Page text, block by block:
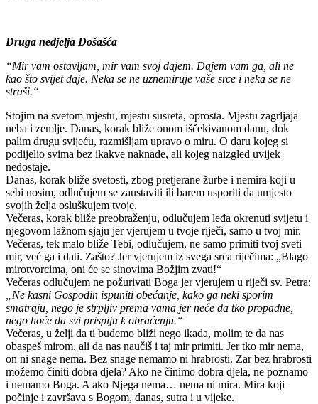
Druga nedjelja Došašća
“Mir vam ostavljam, mir vam svoj dajem. Dajem vam ga, ali ne
kao što svijet daje. Neka se ne uznemiruje vaše srce i neka se ne
straši.“
Stojim na svetom mjestu, mjestu susreta, oprosta. Mjestu zagrljaja
neba i zemlje. Danas, korak bliže onom iščekivanom danu, dok
palim drugu svijeću, razmišljam upravo o miru. O daru kojeg si
podijelio svima bez ikakve naknade, ali kojeg naizgled uvijek
nedostaje.
Danas, korak bliže svetosti, zbog pretjerane žurbe i nemira koji u
sebi nosim, odlučujem se zaustaviti ili barem usporiti da umjesto
svojih želja osluškujem tvoje.
Večeras, korak bliže preobraženju, odlučujem leđa okrenuti svijetu i
njegovom lažnom sjaju jer vjerujem u tvoje riječi, samo u tvoj mir.
Večeras, tek malo bliže Tebi, odlučujem, ne samo primiti tvoj sveti
mir, već ga i dati. Zašto? Jer vjerujem iz svega srca riječima: „Blago
mirotvorcima, oni će se sinovima Božjim zvati!“
Večeras odlučujem ne požurivati Boga jer vjerujem u riječi sv. Petra:
„Ne kasni Gospodin ispuniti obećanje, kako ga neki sporim
smatraju, nego je strpljiv prema vama jer neće da tko propadne,
nego hoće da svi prispiju k obraćenju.“
Večeras, u želji da ti budemo bliži nego ikada, molim te da nas
obaspeš mirom, ali da nas naučiš i taj mir primiti. Jer tko mir nema,
on ni snage nema. Bez snage nemamo ni hrabrosti. Zar bez hrabrosti
možemo činiti dobra djela? Ako ne činimo dobra djela, ne poznamo
i nemamo Boga. A ako Njega nema… nema ni mira. Mira koji
počinje i završava s Bogom, danas, sutra i u vijeke.